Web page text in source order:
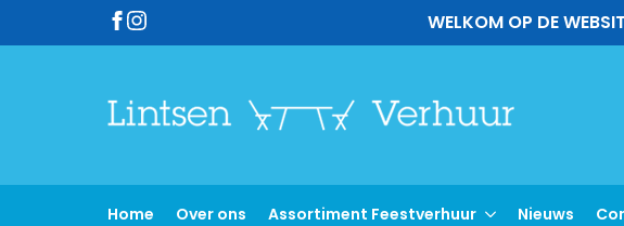
WELKOM OP DE
Home Over ons Assortiment Feestverhuur Nieuws